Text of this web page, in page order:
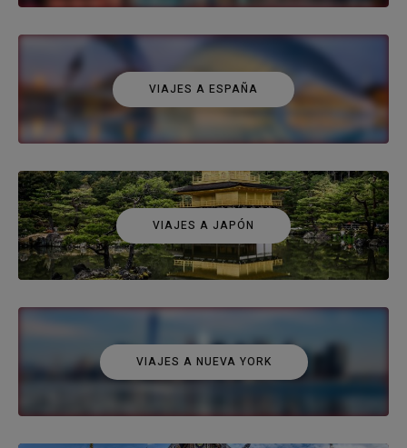
VIAJES A ESPAÑA
VIAJES A JAPÓN
VIAJES A NUEVA YORK